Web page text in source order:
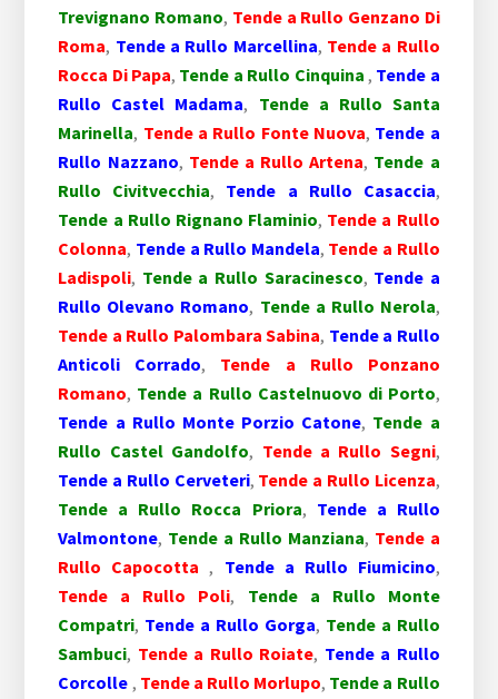
Trevignano Romano, Tende a Rullo Genzano Di
Roma, Tende a Rullo Marcellina, Tende a Rullo
Rocca Di Papa, Tende a Rullo Cinquina , Tende a
Rullo Castel Madama, Tende a Rullo Santa
Marinella, Tende a Rullo Fonte Nuova, Tende a
Rullo Nazzano, Tende a Rullo Artena, Tende a
Rullo Civitvecchia, Tende a Rullo Casaccia,
Tende a Rullo Rignano Flaminio, Tende a Rullo
Colonna, Tende a Rullo Mandela, Tende a Rullo
Ladispoli, Tende a Rullo Saracinesco, Tende a
Rullo Olevano Romano, Tende a Rullo Nerola,
Tende a Rullo Palombara Sabina, Tende a Rullo
Anticoli Corrado, Tende a Rullo Ponzano
Romano, Tende a Rullo Castelnuovo di Porto,
Tende a Rullo Monte Porzio Catone, Tende a
Rullo Castel Gandolfo, Tende a Rullo Segni,
Tende a Rullo Cerveteri, Tende a Rullo Licenza,
Tende a Rullo Rocca Priora, Tende a Rullo
Valmontone, Tende a Rullo Manziana, Tende a
Rullo Capocotta, Tende a Rullo Fiumicino,
Tende a Rullo Poli, Tende a Rullo Monte
Compatri, Tende a Rullo Gorga, Tende a Rullo
Sambuci, Tende a Rullo Roiate, Tende a Rullo
Corcolle , Tende a Rullo Morlupo, Tende a Rullo